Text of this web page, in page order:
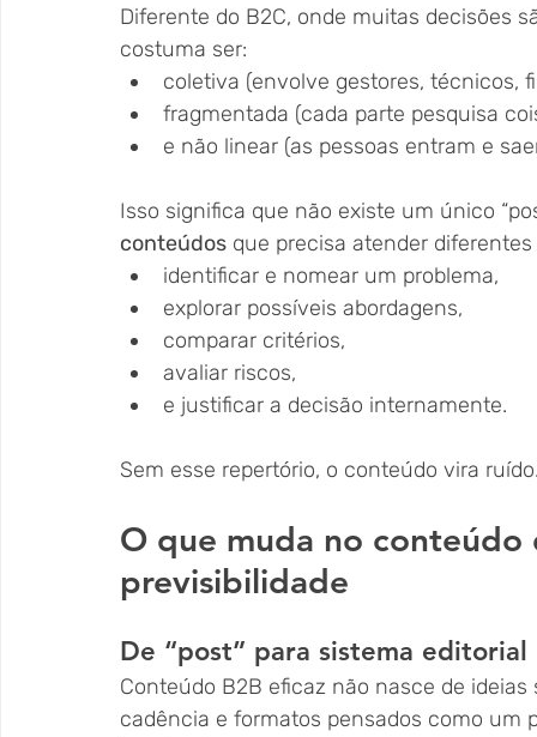
Diferente do B2C, onde muitas decisões
costuma ser:
coletiva (envolve gestores, técnicos,
fragmentada (cada parte pesquisa
e não linear (as pessoas entram e
Isso significa que não existe um único
conteúdos que precisa atender
identificar e nomear um problema,
explorar possíveis abordagens,
comparar critérios,
avaliar riscos,
e justificar a decisão internamente.
Sem esse repertório, o conteúdo vira
O que muda no
previsibilidade
De “post” para sistema editorial
Conteúdo B2B eficaz não nasce de
cadência e formatos pensados como um